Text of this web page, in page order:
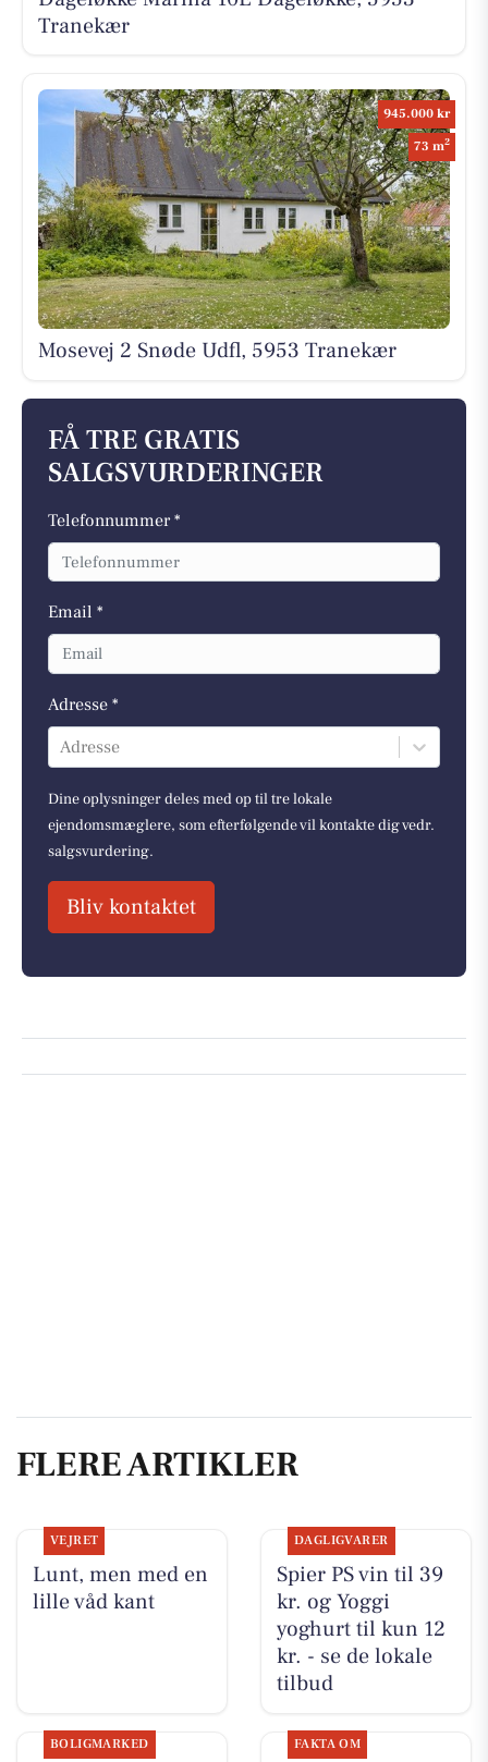
Tranekær
945.000 kr
73 m2
Mosevej 2 Snøde Udfl, 5953 Tranekær
FÅ TRE GRATIS
SALGSVURDERINGER
Telefonnummer *
Email *
Adresse *
Adresse
Dine oplysninger deles med op til tre lokale
ejendomsmæglere, som efterfølgende vil kontakte dig vedr.
salgsvurdering.
Bliv kontaktet
FLERE ARTIKLER
VEJRET
Lunt, men med en
lille våd kant
DAGLIGVARER
Spier PS vin til 39
kr. og Yoggi
yoghurt til kun 12
kr. - se de lokale
tilbud
BOLIGMARKED FAKTA OM